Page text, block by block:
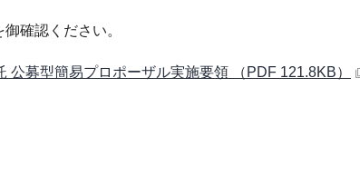
確認ください。
募型簡易プロポーザル実施要領 （PDF 121.8KB）